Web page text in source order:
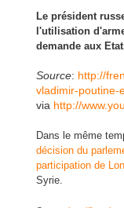
Le président
l'utilisation
demande aux
Source: http://
vladimir-poutine-
via http://
Dans le même
décision du
participation de
Syrie.